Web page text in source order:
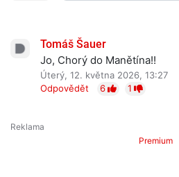
Tomáš Šauer
Jo, Chorý do Manětína!!
Úterý, 12. května 2026, 13:27
Odpovědět
6 1
Premium